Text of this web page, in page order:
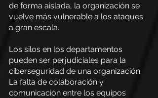
de forma aislada, la organización se
vuelve más vulnerable a los ataques
a gran escala.
Los silos en los departamentos
pueden ser perjudiciales para la
ciberseguridad de una organización.
La falta de colaboración y
comunicación entre los equipos